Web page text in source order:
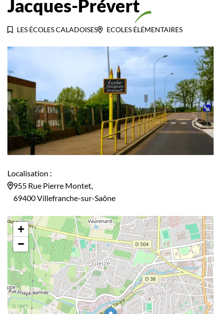
Jacques-Prévert
LES ÉCOLES CALADOISES ECOLES ÉLÉMENTAIRES
Localisation :
955 Rue Pierre Montet,
69400 Villefranche-sur-Saône
+
−